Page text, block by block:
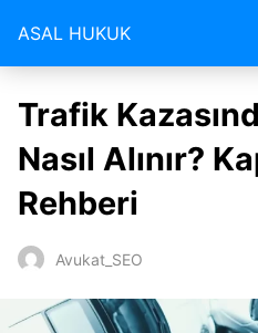
ASAL HUKUK
Trafik
Nasıl Alınır?
Rehberi
Avukat_SEO